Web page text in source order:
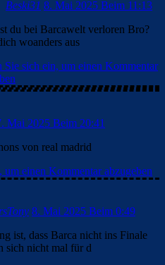
Beski31 8. Mai 2025 Beim 11:13
du bei Barcawelt verloren Bro?
woanders aus
Sie sich ein, um einen Kommentar
Mai 2025 Beim 20:41
von real madrid
um einen Kommentar abzugeben
8. Mai 2025 Beim 0:49
ist, dass Barca nicht ins Finale
sich nicht mal für d